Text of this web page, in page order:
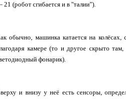
(робот сгибается и в "талии").
обычно, машинка катается на
камере (то и другое скрыто
фонарик).
и внизу у неё есть сенсоры,